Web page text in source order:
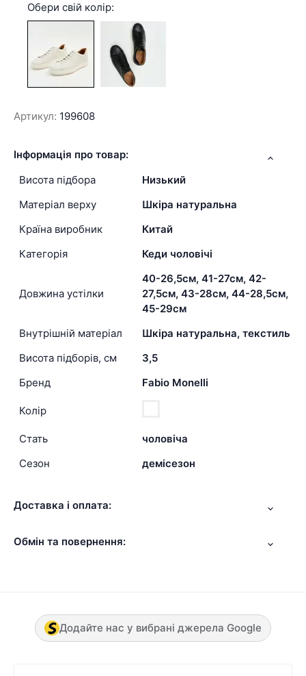
Обери свій колір:
Артикул: 199608
Інформація про товар:
Висота підбора
Низький
Матеріал верху
Шкіра натуральна
Країна виробник
Китай
Категорія
Кеди чоловічі
Довжина устілки
40-26,5см, 41-27см, 42-
27,5см, 43-28см, 44-28,5см,
45-29см
Внутрішній матеріал
Шкіра натуральна, текстиль
Висота підборів, см
3,5
Бренд
Fabio Monelli
Колір
Стать
чоловіча
Сезон
демісезон
Доставка і оплата:
Обмін та повернення:
Додайте нас у вибрані джерела Google